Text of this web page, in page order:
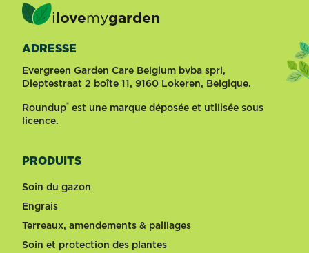
ilovemygarden
ADRESSE
Evergreen Garden Care Belgium bvba sprl,
Dieptestraat 2 boîte 11, 9160 Lokeren, Belgique.
Roundup® est une marque déposée et utilisée sous
licence.
PRODUITS
Soin du gazon
Engrais
Terreaux, amendements & paillages
Soin et protection des plantes